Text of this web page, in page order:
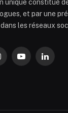
unique constitué
et par une
les réseaux
YouTubeLinkedIn